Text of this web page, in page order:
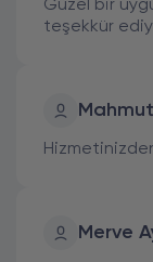
Güzel bir
teşekkür
Merve